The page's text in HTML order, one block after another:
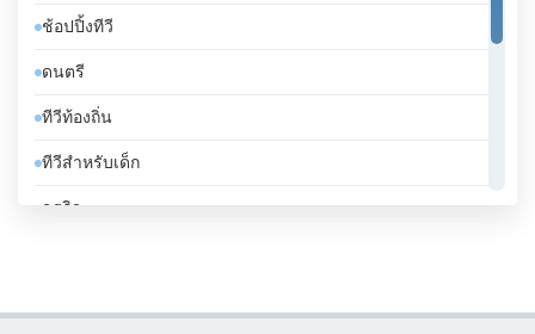
จีน
ชาด
ชิลี
ซานมาริโน
ช้อปปิ้งทีวี
ดนตรี
ทีวีท้องถิ่น
ทีวีสำหรับเด็ก
ธุรกิจ